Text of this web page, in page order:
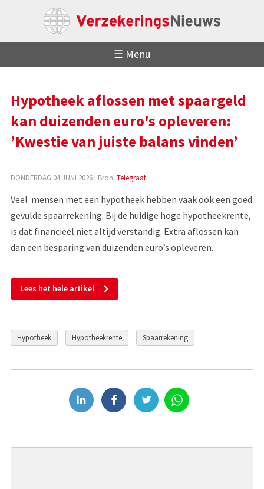
☰ Menu
Hypotheek aflossen met spaargeld
kan duizenden euro's opleveren:
’Kwestie van juiste balans vinden’
DONDERDAG 04 JUNI 2026| Bron: Telegraaf
Veel mensen met een hypotheek hebben vaak ook een goed
gevulde spaarrekening. Bij de huidige hoge hypotheekrente,
is dat financieel niet altijd verstandig. Extra aflossen kan
dan een besparing van duizenden euro’s opleveren.
Lees het hele artikel
Hypotheek Hypotheekrente Spaarrekening